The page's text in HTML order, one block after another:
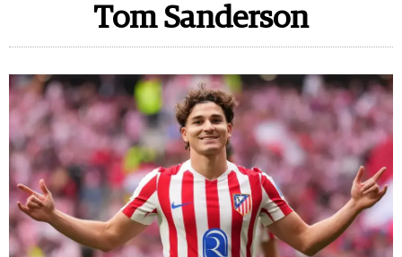
Tom Sanderson